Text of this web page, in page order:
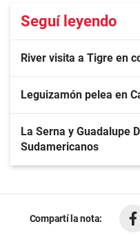
Seguí leyendo
River visita a Tigre en
Leguizamón pelea en
La Serna y Guadalupe
Sudamericanos
Compartí la nota: